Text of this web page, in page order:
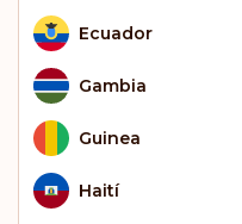
Ecuador
Gambia
Guinea
Haití